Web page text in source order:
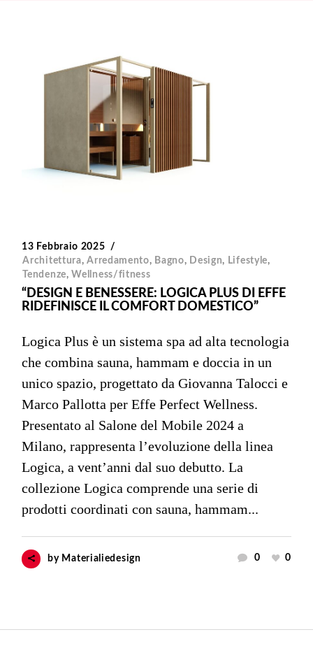
13 Febbraio 2025
Architettura,Arredamento, Bagno, Design, Lifestyle,
Tendenze,Wellness/fitness
“DESIGN E BENESSERE: LOGICA PLUS DI EFFE
RIDEFINISCE IL COMFORT DOMESTICO”
Logica Plus è un sistema spa ad alta tecnologia
che combina sauna, hammam e doccia in un
unico spazio, progettato da Giovanna Talocci e
Marco Pallotta per Effe Perfect Wellness.
Presentato al Salone del Mobile 2024 a
Milano, rappresenta l’evoluzione della linea
Logica, a vent’anni dal suo debutto. La
collezione Logica comprende una serie di
prodotti coordinati con sauna, hammam...
by Materialiedesign 0 0